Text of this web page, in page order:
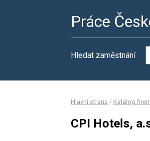
Práce
Hledat zaměstnání
Hlavní strana / Katalog
CPI Hotels,